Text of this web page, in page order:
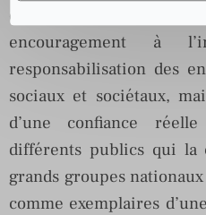
qui peuvent donc
encouragement à
responsabilisation des
sociaux et sociétaux,
d’une confiance
différents publics qui la
grands groupes
comme exemplaires